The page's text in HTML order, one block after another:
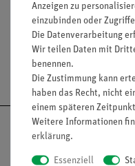
Anzeigen zu
einzubinden oder
Die Datenverarbeitung
Wir teilen Daten mit
benennen.
Die Zustimmung kann
haben das Recht, nicht
einem späteren
Weitere Informationen
erklärung.
Essenziell